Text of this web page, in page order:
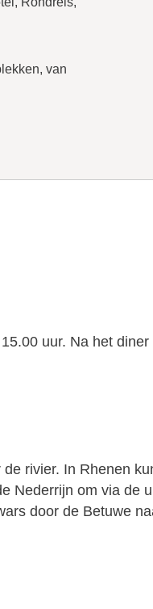
van
uur. Na het
rivier. In Rhenen
Nederrijn om via de
door de Betuwe